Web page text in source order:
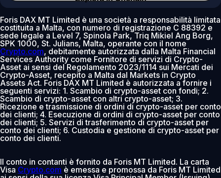
Foris DAX MT Limited è una società a responsabilità limitata
costituita a Malta, con numero di registrazione C 88392 e
sede legale a Level 7, Spinola Park, Triq Mikiel Ang Borg,
SPK 1000, St. Julians, Malta, operante con il nome
Crypto.com, debitamente autorizzata dalla Malta Financial
Services Authority come Fornitore di servizi di Crypto-
Asset ai sensi del Regolamento 2023/1114 sui Mercati dei
Crypto-Asset, recepito a Malta dal Markets in Crypto
Assets Act. Foris DAX MT Limited è autorizzata a fornire i
seguenti servizi: 1. Scambio di crypto-asset con fondi; 2.
Scambio di crypto-asset con altri crypto-asset; 3.
Ricezione e trasmissione di ordini di crypto-asset per conto
dei clienti; 4. Esecuzione di ordini di crypto-asset per conto
dei clienti; 5. Servizi di trasferimento di crypto-asset per
conto dei clienti; 6. Custodia e gestione di crypto-asset per
conto dei clienti.
Il conto in contanti è fornito da Foris MT Limited. La carta
Visa Crypto.com è emessa e promossa da Foris MT Limited